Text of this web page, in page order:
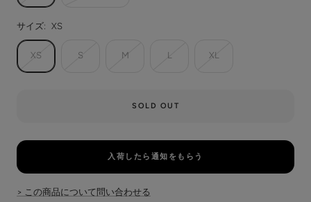
サイズ: XS
XS S M L XL
SOLD OUT
入荷したら通知をもらう
> この商品について問い合わせる